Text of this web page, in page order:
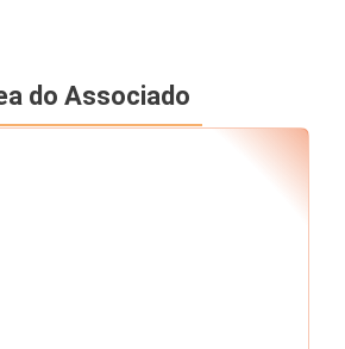
do Associado